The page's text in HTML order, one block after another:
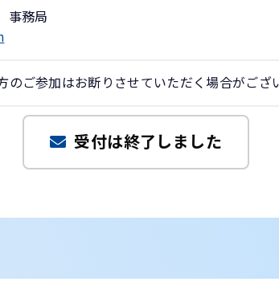
事務局
のご参加はお断りさせていただく場合がござ
受付は終了しました